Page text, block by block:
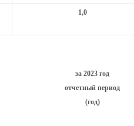
1,0
за 2023 год
отчетный период
(год)